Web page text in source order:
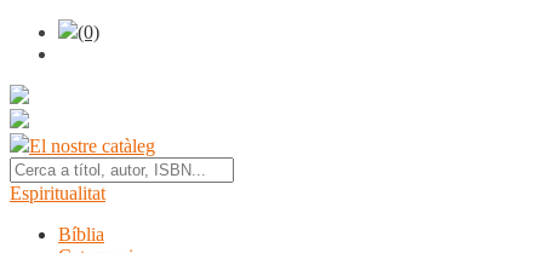
(0)
El nostre catàleg
Espiritualitat
Bíblia